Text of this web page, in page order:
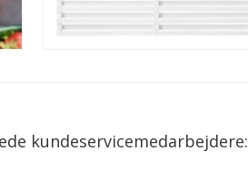
kundeservicemedarbejdere: